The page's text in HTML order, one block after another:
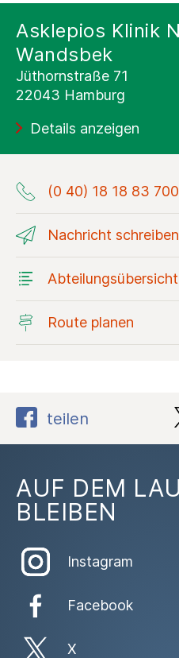
Asklepios Klinik
Wandsbek
Jüthornstraße 71
22043 Hamburg
Details anzeigen
(0 40) 18 18 83
Nachricht schreiben
Abteilungsübersicht
Route planen
teilen
AUF DEM
BLEIBEN
Instagram
Facebook
X